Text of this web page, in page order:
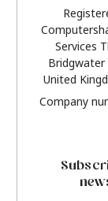
Services
Bridgwater
United
Company